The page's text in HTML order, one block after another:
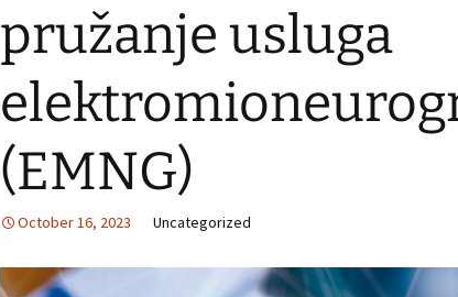
pružanje usluga
(EMNG)
October 16, 2023 Uncategorized